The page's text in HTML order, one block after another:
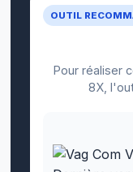
OUTIL
Pour réaliser
8X,